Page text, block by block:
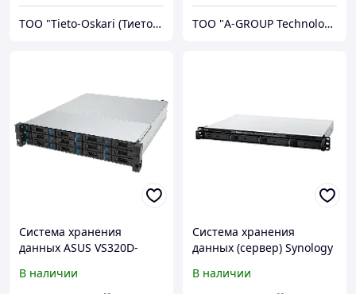
ТОО "Tieto-Oskari (Тието-Оскари)" ТОО "A-GROUP Technologies"
Система хранения
данных ASUS VS320D-
В наличии
Система хранения
данных (сервер) Synology
В наличии